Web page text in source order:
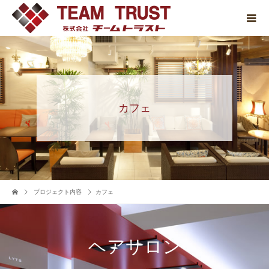
カフェ
プロジェクト内容 カフェ
ヘアサロン